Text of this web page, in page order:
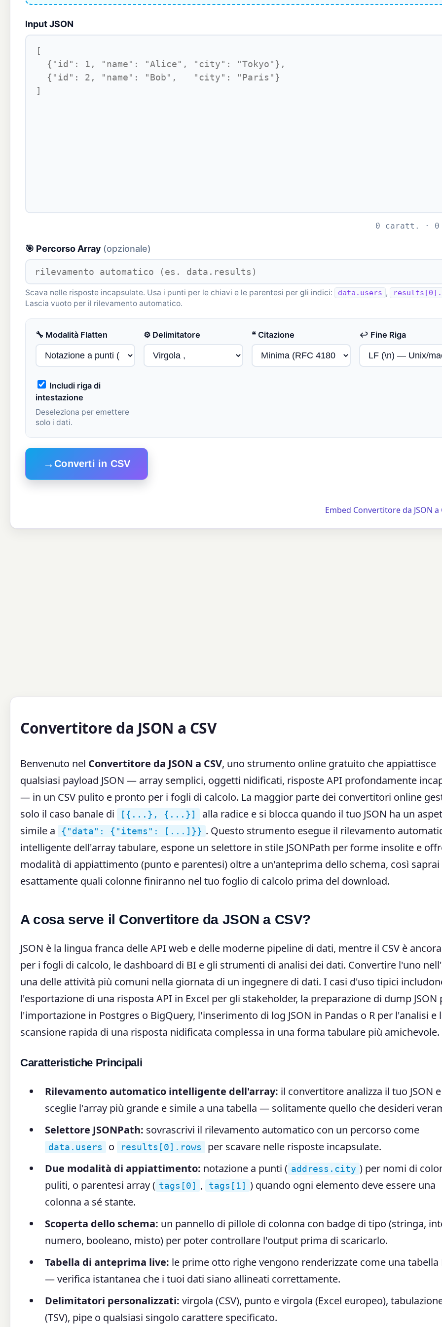
Input JSON
0 caratt. · 0
🎯 Percorso Array (opzionale)
Scava nelle risposte incapsulate. Usa i punti per le chiavi e le parentesi per gli indici: data.users ,
Lascia vuoto per il rilevamento automatico.
🔧 Modalità Flatten ⚙ Delimitatore ❝ Citazione ↩ Fine Riga
Includi riga di
intestazione
Deseleziona per emettere
solo i dati.
→Converti in CSV
Embed Convertitore da JSON a
Convertitore da JSON a CSV
Benvenuto nel Convertitore da JSON a CSV, uno strumento online gratuito che appiattisce
qualsiasi payload JSON — array semplici, oggetti nidificati, risposte API profondamente
— in un CSV pulito e pronto per i fogli di calcolo. La maggior parte dei convertitori online
solo il caso banale di
[{...}, {...}]
alla radice e si blocca quando il tuo JSON ha un
simile a
{"data": {"items": [...]}} . Questo strumento esegue il rilevamento
intelligente dell'array tabulare, espone un selettore in stile JSONPath per forme insolite e
modalità di appiattimento (punto e parentesi) oltre a un'anteprima dello schema, così saprai
esattamente quali colonne finiranno nel tuo foglio di calcolo prima del download.
A cosa serve il Convertitore da JSON a CSV?
JSON è la lingua franca delle API web e delle moderne pipeline di dati, mentre il CSV è
per i fogli di calcolo, le dashboard di BI e gli strumenti di analisi dei dati. Convertire l'uno
una delle attività più comuni nella giornata di un ingegnere di dati. I casi d'uso tipici
l'esportazione di una risposta API in Excel per gli stakeholder, la preparazione di dump JSON
l'importazione in Postgres o BigQuery, l'inserimento di log JSON in Pandas o R per l'analisi e
scansione rapida di una risposta nidificata complessa in una forma tabulare più amichevole.
Caratteristiche Principali
Rilevamento automatico intelligente dell'array: il convertitore analizza il tuo JSON e
sceglie l'array più grande e simile a una tabella — solitamente quello che desideri
Selettore JSONPath: sovrascrivi il rilevamento automatico con un percorso come
data.users o results[0].rows
per scavare nelle risposte incapsulate.
Due modalità di appiattimento: notazione a punti ( address.city ) per nomi di
puliti, o parentesi array ( tags[0] , tags[1] ) quando ogni elemento deve essere una
colonna a sé stante.
Scoperta dello schema: un pannello di pillole di colonna con badge di tipo (stringa,
numero, booleano, misto) per poter controllare l'output prima di scaricarlo.
Tabella di anteprima live: le prime otto righe vengono renderizzate come una tabella
— verifica istantanea che i tuoi dati siano allineati correttamente.
Delimitatori personalizzati: virgola (CSV), punto e virgola (Excel europeo),
(TSV), pipe o qualsiasi singolo carattere specificato.